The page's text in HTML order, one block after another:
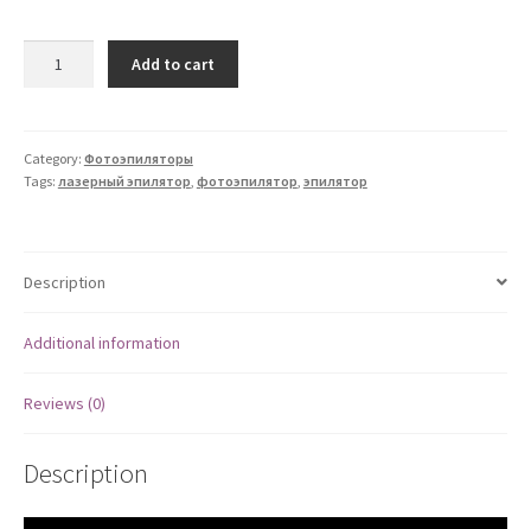
вспышек
8
Add to cart
Category: Фотоэпиляторы
Tags: лазерный эпилятор фотоэпилятор эпилятор
Description
Additional information
Reviews (0)
Description